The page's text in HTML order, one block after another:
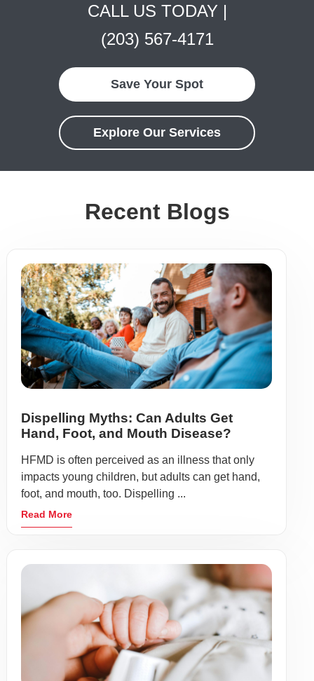
CALL US TODAY |
(203) 567-4171
Save Your Spot
Explore Our Services
Recent Blogs
Dispelling Myths: Can Adults Get
Hand, Foot, and Mouth Disease?
HFMD is often perceived as an illness that only
impacts young children, but adults can get hand,
foot, and mouth, too. Dispelling ...
Read More